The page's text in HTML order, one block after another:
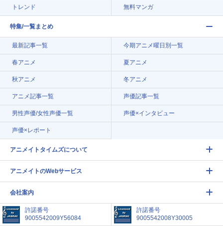
トレンド 無料マンガ
特集/一覧まとめ
最新記事一覧 今期アニメ曜日別一覧
春アニメ 夏アニメ
秋アニメ 冬アニメ
アニメ記事一覧 声優記事一覧
男性声優/女性声優一覧 声優×インタビュー
声優×レポート
アニメイトタイムズについて
アニメイトのWebサービス
会社案内
許諾番号
9005542009Y56084
許諾番号
9005542008Y30005